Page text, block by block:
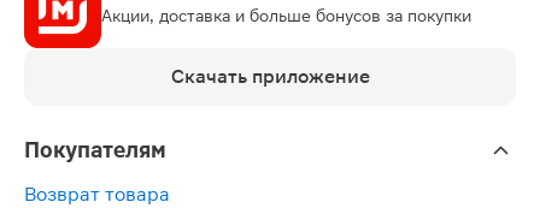
Акции, доставка и больше бонусов за покупки
Скачать приложение
Покупателям
Возврат товара